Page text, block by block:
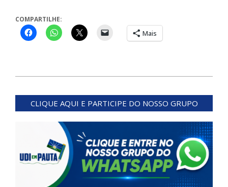
COMPARTILHE:
Mais
11-
CLIQUE AQUI E PARTICIPE DO NOSSO GRUPO